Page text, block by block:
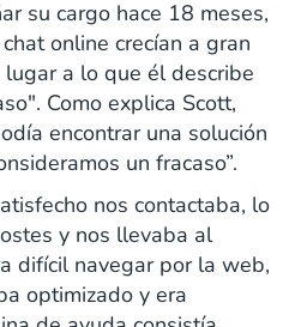
su cargo hace 18 meses,
online crecían a gran
a lo que él describe
Como explica Scott,
encontrar una solución
un fracaso”.
nos contactaba, lo
y nos llevaba al
difícil navegar por la web,
optimizado y era